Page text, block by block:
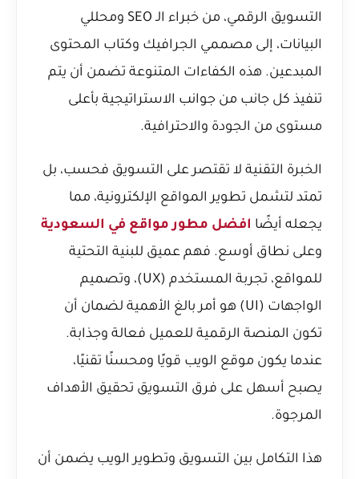
التسويق الرقمي، من خبراء الـ SEO ومحللي
البيانات، إلى مصممي الجرافيك وكتاب المحتوى
المبدعين. هذه الكفاءات المتنوعة تضمن أن يتم
تنفيذ كل جانب من جوانب الاستراتيجية بأعلى
مستوى من الجودة والاحترافية.
الخبرة التقنية لا تقتصر على التسويق فحسب، بل
تمتد لتشمل تطوير المواقع الإلكترونية، مما
يجعله أيضًا افضل مطور مواقع في السعودية
وعلى نطاق أوسع. فهم عميق للبنية التحتية
للمواقع، تجربة المستخدم (UX)، وتصميم
الواجهات (UI) هو أمر بالغ الأهمية لضمان أن
تكون المنصة الرقمية للعميل فعالة وجذابة.
عندما يكون موقع الويب قويًا ومحسنًا تقنيًا،
يصبح أسهل على فرق التسويق تحقيق الأهداف
المرجوة.
هذا التكامل بين التسويق وتطوير الويب يضمن أن